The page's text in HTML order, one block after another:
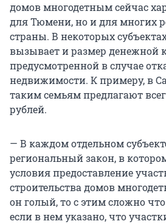
домов многодетным сейчас
для Тюмени, но и для многих
страны. В некоторых
вызывает и размер денежной
предусмотренной в случае
недвижимости. К примеру, в
таким семьям предлагают
рублей.
— В каждом отдельном
региональный закон, в
условия предоставление
строительства домов
он голый, то с этим сложно
если в нем указано, что